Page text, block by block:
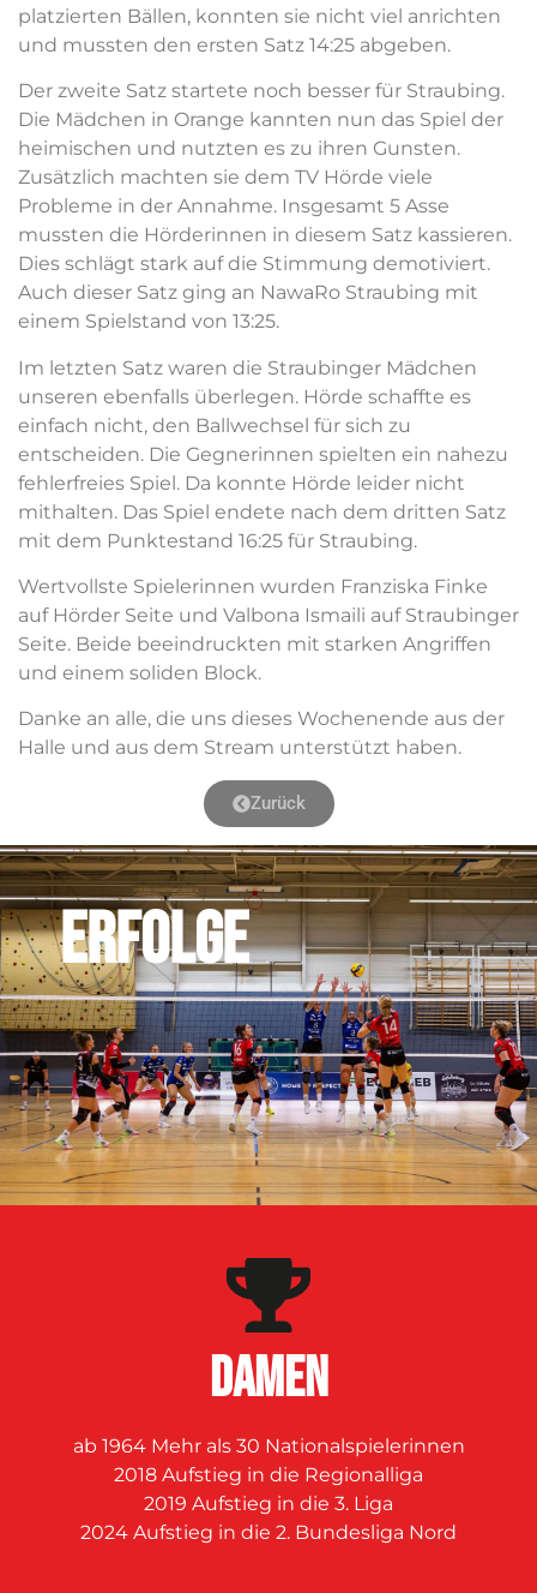
platzierten Bällen, konnten sie nicht viel anrichten
und mussten den ersten Satz 14:25 abgeben.
Der zweite Satz startete noch besser für Straubing.
Die Mädchen in Orange kannten nun das Spiel der
heimischen und nutzten es zu ihren Gunsten.
Zusätzlich machten sie dem TV Hörde viele
Probleme in der Annahme. Insgesamt 5 Asse
mussten die Hörderinnen in diesem Satz kassieren.
Dies schlägt stark auf die Stimmung demotiviert.
Auch dieser Satz ging an NawaRo Straubing mit
einem Spielstand von 13:25.
Im letzten Satz waren die Straubinger Mädchen
unseren ebenfalls überlegen. Hörde schaffte es
einfach nicht, den Ballwechsel für sich zu
entscheiden. Die Gegnerinnen spielten ein nahezu
fehlerfreies Spiel. Da konnte Hörde leider nicht
mithalten. Das Spiel endete nach dem dritten Satz
mit dem Punktestand 16:25 für Straubing.
Wertvollste Spielerinnen wurden Franziska Finke
auf Hörder Seite und Valbona Ismaili auf Straubinger
Seite. Beide beeindruckten mit starken Angriffen
und einem soliden Block.
Danke an alle, die uns dieses Wochenende aus der
Halle und aus dem Stream unterstützt haben.
Zurück
ERFOLGE
DAMEN
ab 1964 Mehr als 30 Nationalspielerinnen
2018 Aufstieg in die Regionalliga
2019 Aufstieg in die 3. Liga
2024 Aufstieg in die 2. Bundesliga Nord